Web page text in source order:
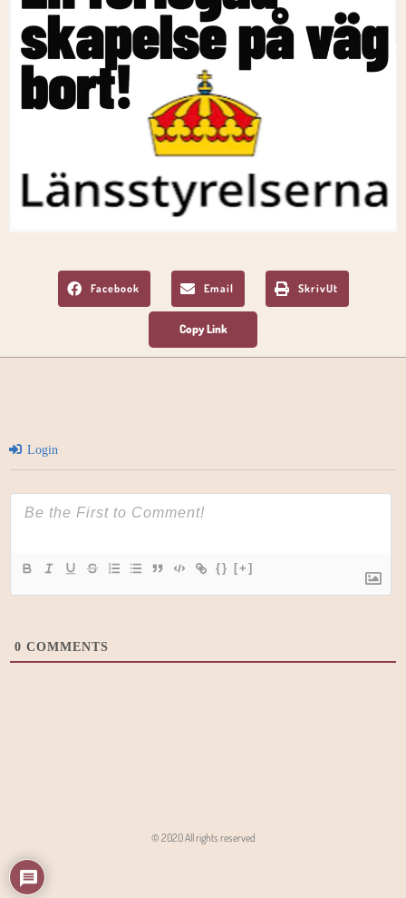
Facebook Email SkrivUt
Login
{} [+]
0 COMMENTS
© 2020 All rights reserved